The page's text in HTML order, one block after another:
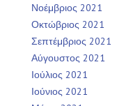
Νοέμβριος 2021
Οκτώβριος 2021
Σεπτέμβριος 2021
Αύγουστος 2021
Ιούλιος 2021
Ιούνιος 2021